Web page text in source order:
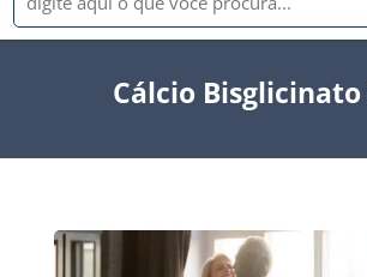
Cálcio Bisglicinato